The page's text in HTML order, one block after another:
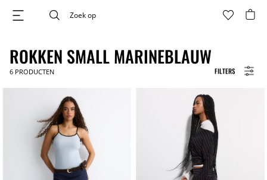
FILTERS
ROKKEN SMALL MARINEBLAUW
6 PRODUCTEN